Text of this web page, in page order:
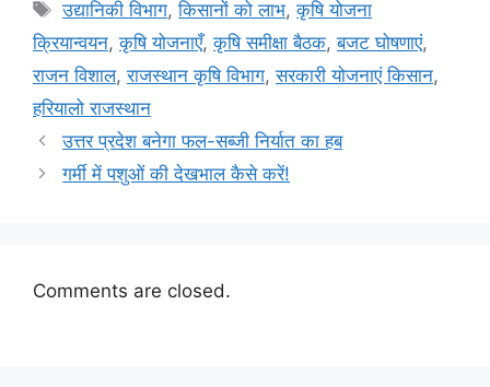
उद्यानिकी विभाग,किसानों को लाभ,कृषि योजना
क्रियान्वयन,कृषि योजनाएँ,कृषि समीक्षा बैठक,बजट घोषणाएं,
राजन विशाल,राजस्थान कृषि विभाग,सरकारी योजनाएं किसान,
हरियालो राजस्थान
उत्तर प्रदेश बनेगा फल-सब्जी निर्यात का हब
गर्मी में पशुओं की देखभाल कैसे करें!
Comments are closed.